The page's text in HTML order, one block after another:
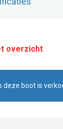
overzicht
deze boot is